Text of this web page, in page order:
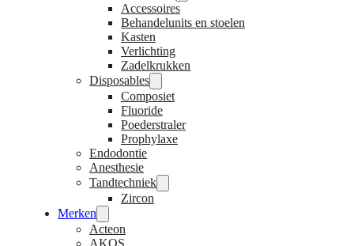
Accessoires
Behandelunits en stoelen
Kasten
Verlichting
Zadelkrukken
Disposables
Composiet
Fluoride
Poederstraler
Prophylaxe
Endodontie
Anesthesie
Tandtechniek
Zircon
Merken
Acteon
AKOS